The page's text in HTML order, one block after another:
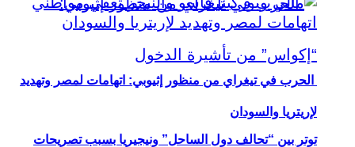
توتر بين “تحالف دول الساحل” ونيجيريا بسبب تصريحات
الحرب في تيغراي من منظور إثيوبي: اتهامات لمصر وتهديد
لإريتريا والسودان